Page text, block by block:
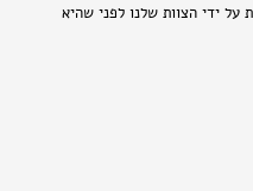
ידי הצוות שלנו לפני שהיא